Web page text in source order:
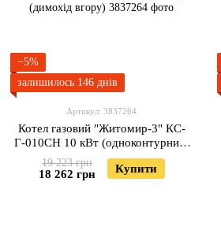
−5%
залишилось 146 днів
Артикул: 3837264
Котел газовий "Житомир-3" КС-
Г-010СН 10 кВт (одноконтурний)
(димохід вгору)
19 223 грн
18 262 грн Купити